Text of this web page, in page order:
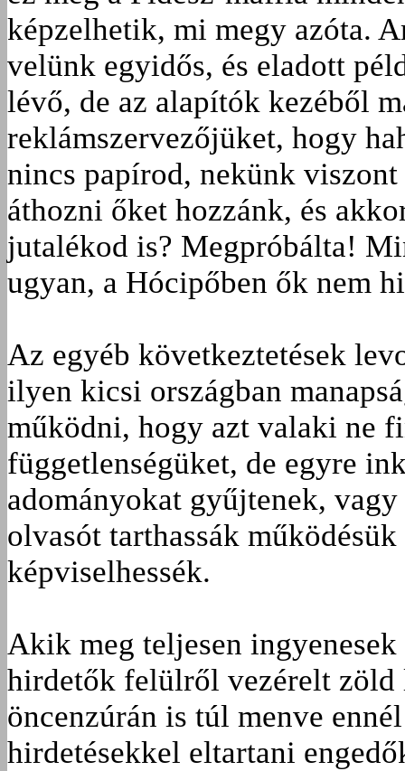
képzelhetik, mi megy azóta.
velünk egyidős, és eladott
lévő, de az alapítók kezéből
reklámszervezőjüket, hogy
nincs papírod, nekünk
áthozni őket hozzánk, és
jutalékod is? Megpróbálta!
ugyan, a Hócipőben ők nem
Az egyéb következtetések
ilyen kicsi országban
működni, hogy azt valaki ne
függetlenségüket, de egyre
adományokat gyűjtenek,
olvasót tarthassák
képviselhessék.
Akik meg teljesen
hirdetők felülről vezérelt zöld
öncenzúrán is túl menve
hirdetésekkel eltartani